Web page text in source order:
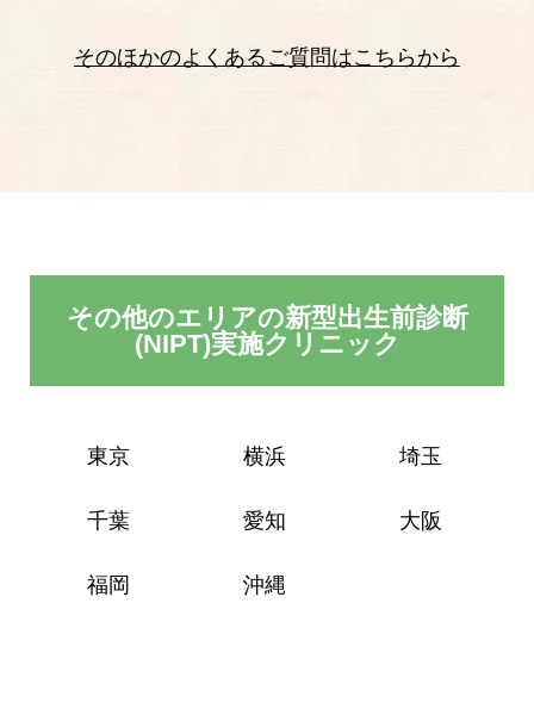
そのほかのよくあるご質問はこちらから
その他のエリアの新型出生前診断
(NIPT)実施クリニック
東京 横浜 埼玉
千葉 愛知 大阪
福岡 沖縄